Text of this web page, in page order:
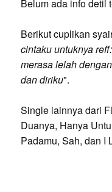
Belum ada info detil
Berikut cuplikan
cintaku untuknya
merasa lelah
dan diriku".
Single lainnya dari
Duanya, Hanya
Padamu, Sah, dan I